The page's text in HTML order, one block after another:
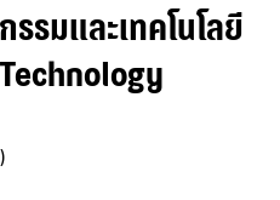
รมและเทคโนโลยี